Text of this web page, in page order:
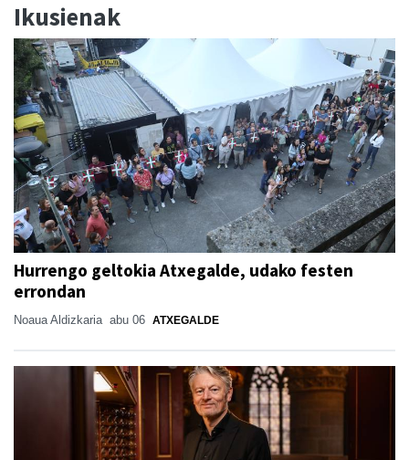
Ikusienak
Hurrengo geltokia Atxegalde, udako festen
errondan
Noaua Aldizkaria abu 06 ATXEGALDE